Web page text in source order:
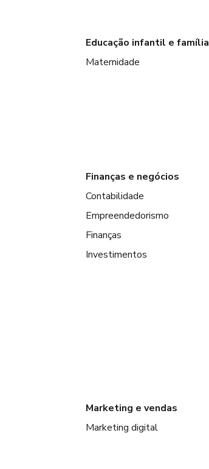
Educação infantil e família
Maternidade
Finanças e negócios
Contabilidade
Empreendedorismo
Finanças
Investimentos
Marketing e vendas
Marketing digital